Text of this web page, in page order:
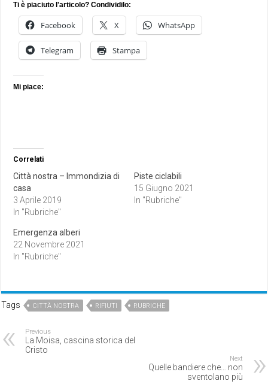
Ti è piaciuto l'articolo? Condividilo:
Facebook X WhatsApp
Telegram Stampa
Mi piace:
Correlati
Città nostra – Immondizia di
casa
3 Aprile 2019
In "Rubriche"
Piste ciclabili
15 Giugno 2021
In "Rubriche"
Emergenza alberi
22 Novembre 2021
In "Rubriche"
Tags CITTÀ NOSTRA RIFIUTI RUBRICHE
Previous
La Moisa, cascina storica del
Cristo
Next
Quelle bandiere che… non
sventolano più